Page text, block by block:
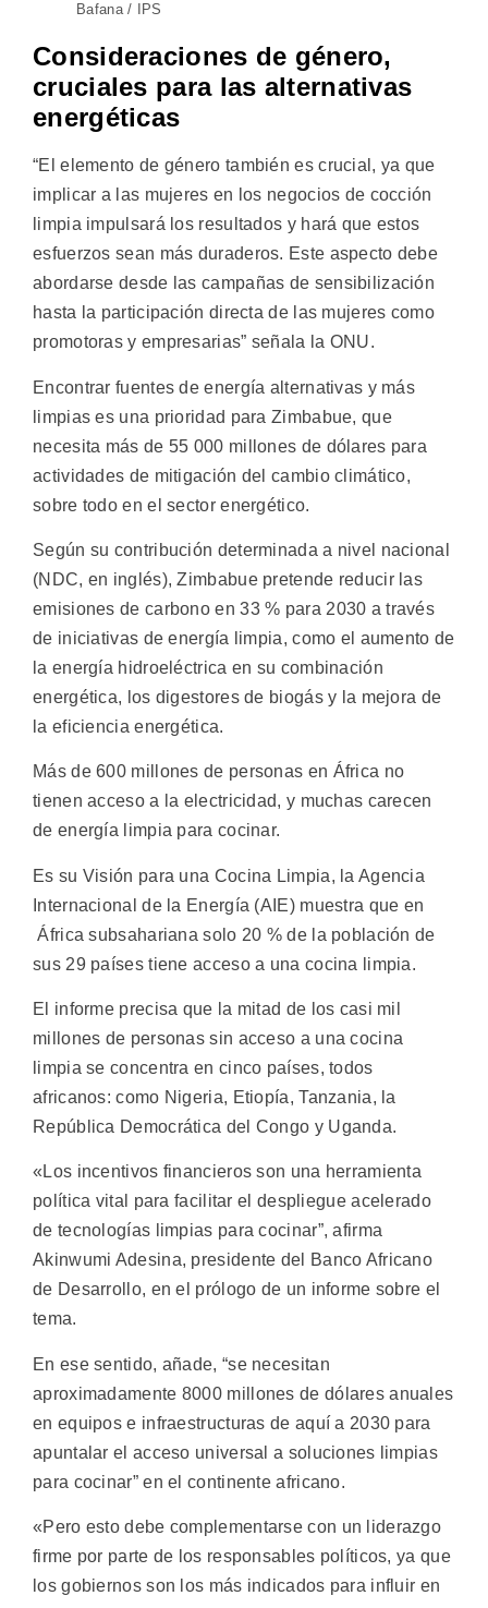
Bafana / IPS
Consideraciones de género,
cruciales para las alternativas
energéticas
“El elemento de género también es crucial, ya que
implicar a las mujeres en los negocios de cocción
limpia impulsará los resultados y hará que estos
esfuerzos sean más duraderos. Este aspecto debe
abordarse desde las campañas de sensibilización
hasta la participación directa de las mujeres como
promotoras y empresarias” señala la ONU.
Encontrar fuentes de energía alternativas y más
limpias es una prioridad para Zimbabue, que
necesita más de 55 000 millones de dólares para
actividades de mitigación del cambio climático,
sobre todo en el sector energético.
Según su contribución determinada a nivel nacional
(NDC, en inglés), Zimbabue pretende reducir las
emisiones de carbono en 33 % para 2030 a través
de iniciativas de energía limpia, como el aumento de
la energía hidroeléctrica en su combinación
energética, los digestores de biogás y la mejora de
la eficiencia energética.
Más de 600 millones de personas en África no
tienen acceso a la electricidad, y muchas carecen
de energía limpia para cocinar.
Es su Visión para una Cocina Limpia, la Agencia
Internacional de la Energía (AIE) muestra que en
África subsahariana solo 20 % de la población de
sus 29 países tiene acceso a una cocina limpia.
El informe precisa que la mitad de los casi mil
millones de personas sin acceso a una cocina
limpia se concentra en cinco países, todos
africanos: como Nigeria, Etiopía, Tanzania, la
República Democrática del Congo y Uganda.
«Los incentivos financieros son una herramienta
política vital para facilitar el despliegue acelerado
de tecnologías limpias para cocinar”, afirma
Akinwumi Adesina, presidente del Banco Africano
de Desarrollo, en el prólogo de un informe sobre el
tema.
En ese sentido, añade, “se necesitan
aproximadamente 8000 millones de dólares anuales
en equipos e infraestructuras de aquí a 2030 para
apuntalar el acceso universal a soluciones limpias
para cocinar” en el continente africano.
«Pero esto debe complementarse con un liderazgo
firme por parte de los responsables políticos, ya que
los gobiernos son los más indicados para influir en